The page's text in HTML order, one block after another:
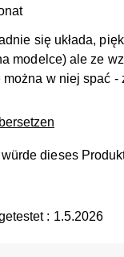
się układa,
modelce) ale ze
można w niej spać -
dieses
: 1.5.2026